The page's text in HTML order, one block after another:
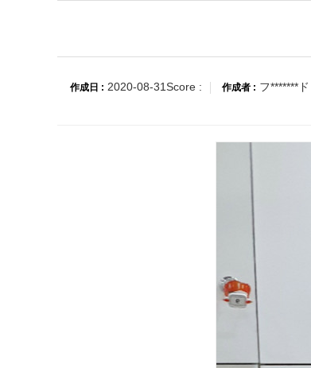
作成日 : 2020-08-31Score : 作成者 : フ*******ド